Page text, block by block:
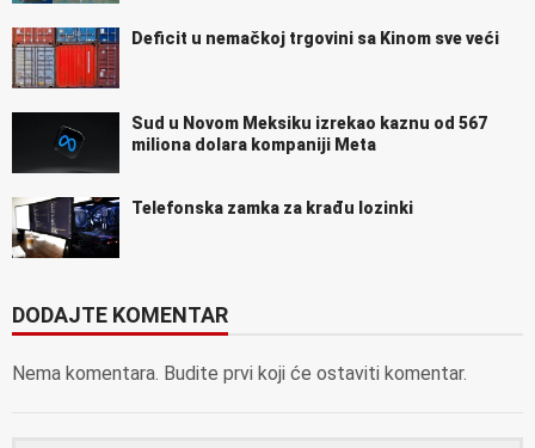
Deficit u nemačkoj trgovini sa Kinom sve veći
Sud u Novom Meksiku izrekao kaznu od 567
miliona dolara kompaniji Meta
Telefonska zamka za krađu lozinki
DODAJTE KOMENTAR
Nema komentara. Budite prvi koji će ostaviti komentar.